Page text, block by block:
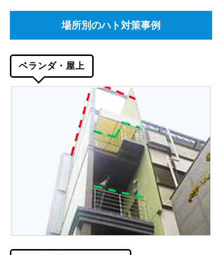
場所別のハト対策事例
ベランダ・屋上